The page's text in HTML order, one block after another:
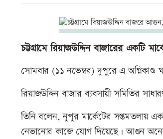
চট্টগ্রামে রিয়াজউদ্দিন বাজারের একটি
সোমবার (১১ নভেম্বর) দুপুরে এ অগ্নিকাণ্ড
রিয়াজউদ্দিন বাজার ব্যবসায়ী সমিতির
তিনি বলেন, নুপুর মার্কেটের সপ্তমতলায়
নেভানোর কাজে যোগ দিয়েছে। আগুন